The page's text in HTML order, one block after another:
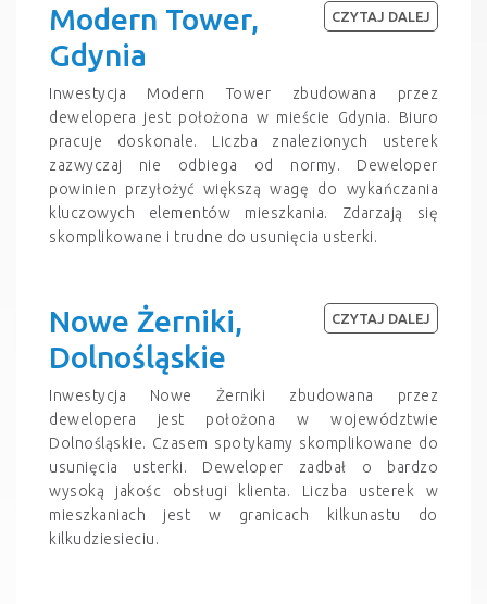
Modern Tower,
Gdynia
Inwestycja Modern Tower zbudowana przez
dewelopera jest położona w mieście Gdynia. Biuro
pracuje doskonale. Liczba znalezionych usterek
zazwyczaj nie odbiega od normy. Deweloper
powinien przyłożyć większą wagę do wykańczania
kluczowych elementów mieszkania. Zdarzają się
skomplikowane i trudne do usunięcia usterki.
CZYTAJ DALEJ
Nowe Żerniki,
Dolnośląskie
Inwestycja Nowe Żerniki zbudowana przez
dewelopera jest położona w województwie
Dolnośląskie. Czasem spotykamy skomplikowane do
usunięcia usterki. Deweloper zadbał o bardzo
wysoką jakośc obsługi klienta. Liczba usterek w
mieszkaniach jest w granicach kilkunastu do
kilkudziesieciu.
CZYTAJ DALEJ